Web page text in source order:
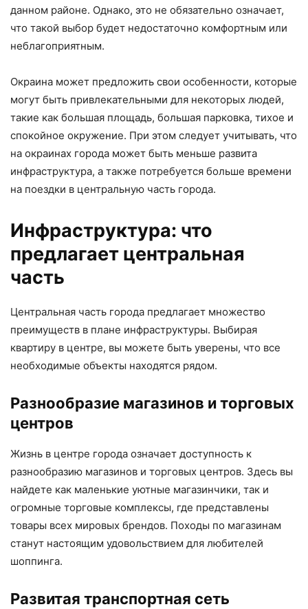
данном районе. Однако, это не обязательно означает,
что такой выбор будет недостаточно комфортным или
неблагоприятным.
Окраина может предложить свои особенности, которые
могут быть привлекательными для некоторых людей,
такие как большая площадь, большая парковка, тихое и
спокойное окружение. При этом следует учитывать, что
на окраинах города может быть меньше развита
инфраструктура, а также потребуется больше времени
на поездки в центральную часть города.
Инфраструктура: что
предлагает центральная
часть
Центральная часть города предлагает множество
преимуществ в плане инфраструктуры. Выбирая
квартиру в центре, вы можете быть уверены, что все
необходимые объекты находятся рядом.
Разнообразие магазинов и торговых
центров
Жизнь в центре города означает доступность к
разнообразию магазинов и торговых центров. Здесь вы
найдете как маленькие уютные магазинчики, так и
огромные торговые комплексы, где представлены
товары всех мировых брендов. Походы по магазинам
станут настоящим удовольствием для любителей
шоппинга.
Развитая транспортная сеть